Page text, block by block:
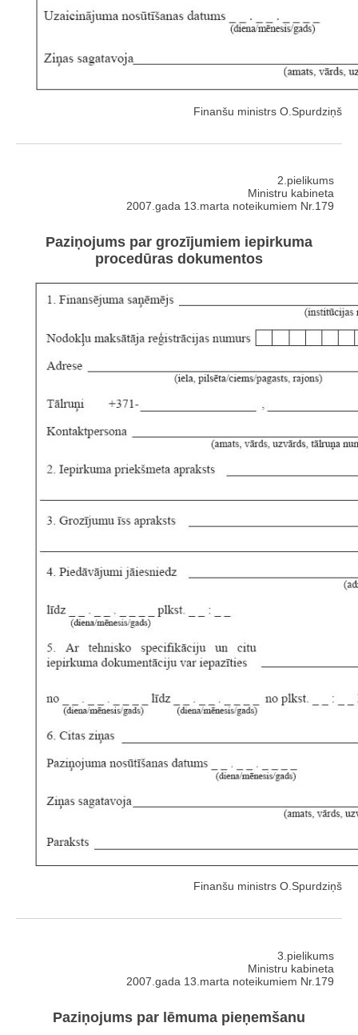
Finanšu ministrs O.Spurdziņš
2.pielikums
Ministru kabineta
2007.gada 13.marta noteikumiem Nr.179
Paziņojums par grozījumiem iepirkuma
procedūras dokumentos
Finanšu ministrs O.Spurdziņš
3.pielikums
Ministru kabineta
2007.gada 13.marta noteikumiem Nr.179
Paziņojums par lēmuma pieņemšanu